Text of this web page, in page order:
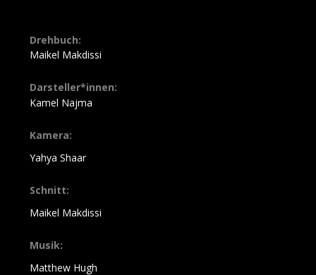
Drehbuch:
Maikel Makdissi
Darsteller*innen:
Kamel Najma
Kamera:
Yahya Shaar
Schnitt:
Maikel Makdissi
Musik:
Matthew Hugh